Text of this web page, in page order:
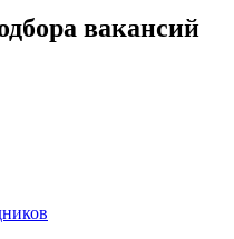
вакансий